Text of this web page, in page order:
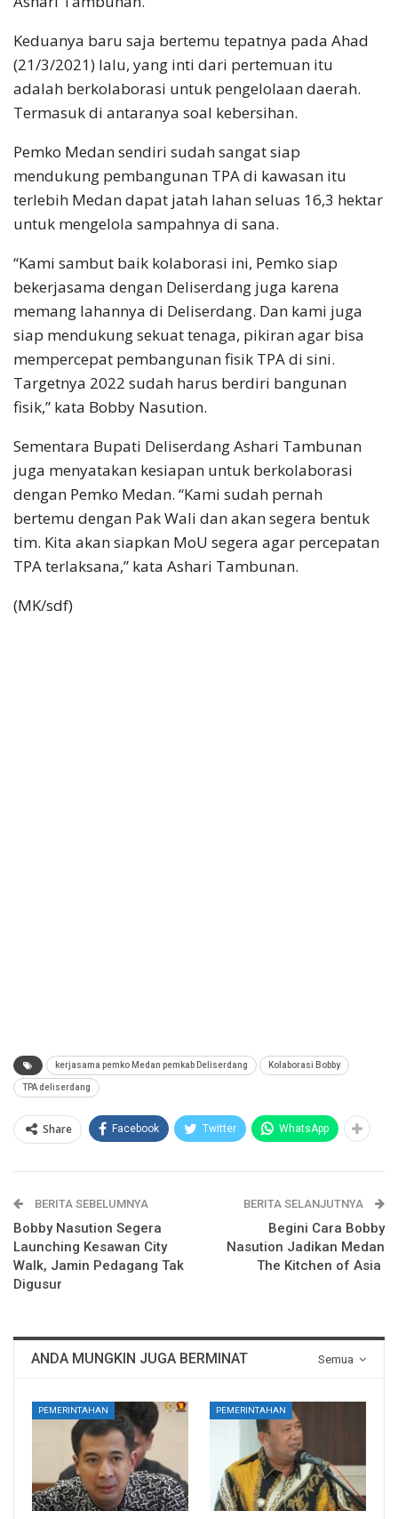
Keduanya baru saja bertemu tepatnya pada Ahad
(21/3/2021) lalu, yang inti dari pertemuan itu
adalah berkolaborasi untuk pengelolaan daerah.
Termasuk di antaranya soal kebersihan.
Pemko Medan sendiri sudah sangat siap
mendukung pembangunan TPA di kawasan itu
terlebih Medan dapat jatah lahan seluas 16,3 hektar
untuk mengelola sampahnya di sana.
“Kami sambut baik kolaborasi ini, Pemko siap
bekerjasama dengan Deliserdang juga karena
memang lahannya di Deliserdang. Dan kami juga
siap mendukung sekuat tenaga, pikiran agar bisa
mempercepat pembangunan fisik TPA di sini.
Targetnya 2022 sudah harus berdiri bangunan
fisik,” kata Bobby Nasution.
Sementara Bupati Deliserdang Ashari Tambunan
juga menyatakan kesiapan untuk berkolaborasi
dengan Pemko Medan. “Kami sudah pernah
bertemu dengan Pak Wali dan akan segera bentuk
tim. Kita akan siapkan MoU segera agar percepatan
TPA terlaksana,” kata Ashari Tambunan.
(MK/sdf)
kerjasama pemko Medan pemkab Deliserdang Kolaborasi Bobby
TPA deliserdang
Share Facebook Twitter WhatsApp
BERITA SEBELUMNYA
Bobby Nasution Segera
Launching Kesawan City
Walk, Jamin Pedagang Tak
Digusur
BERITA SELANJUTNYA
Begini Cara Bobby
Nasution Jadikan Medan
The Kitchen of Asia
Semua
ANDA MUNGKIN JUGA BERMINAT
PEMERINTAHAN PEMERINTAHAN